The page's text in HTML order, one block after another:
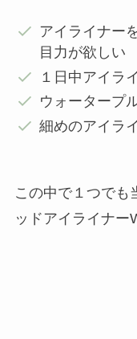
アイライナー
目力が欲しい
１日中アイラ
ウォータープ
細めのアイラ
この中で１つでも
ッドアイライナ